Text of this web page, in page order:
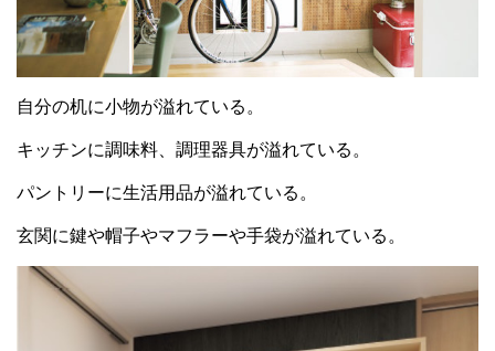
自分の机に小物が溢れている。
キッチンに調味料、調理器具が溢れている。
パントリーに生活用品が溢れている。
玄関に鍵や帽子やマフラーや手袋が溢れている。